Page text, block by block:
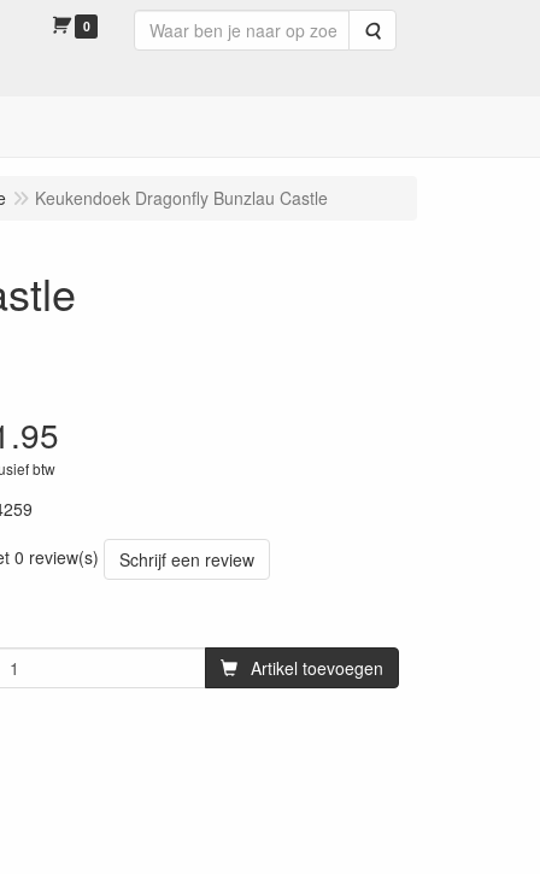
0 Zoeken
Keukendoek Dragonfly Bunzlau Castle
btw
0 review(s)
Schrijf een review
Artikel toevoegen